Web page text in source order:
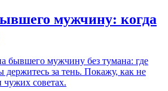
мужчину: когда
бывшего мужчину без тумана: где
держитесь за тень. Покажу, как не
чужих советах.